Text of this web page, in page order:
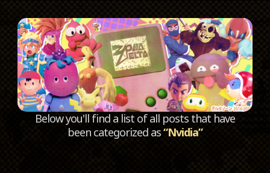
Below you'll find a list of all posts that have
been categorized as“Nvidia”